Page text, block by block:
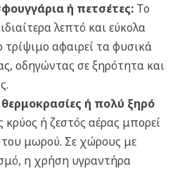
ή πετσέτες:Το
λεπτό και εύκολα
τρίψιμο αφαιρεί τα φυσικά
οδηγώντας σε ξηρότητα και
ή πολύ ξηρό
ή ζεστός αέρας μπορεί
μωρού. Σε χώρους με
η χρήση υγραντήρα